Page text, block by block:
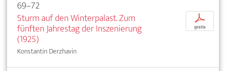
69–72
Sturm auf den Winterpalast. Zum
fünften Jahrestag der Inszenierung
(1925)
Konstantin Derzhavin
p
gratis